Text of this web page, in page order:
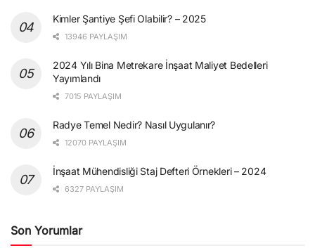
Kimler Şantiye Şefi Olabilir? – 2025
13946 PAYLAŞIM
2024 Yılı Bina Metrekare İnşaat Maliyet Bedelleri
Yayımlandı
7015 PAYLAŞIM
Radye Temel Nedir? Nasıl Uygulanır?
12070 PAYLAŞIM
İnşaat Mühendisliği Staj Defteri Örnekleri – 2024
6327 PAYLAŞIM
Son Yorumlar